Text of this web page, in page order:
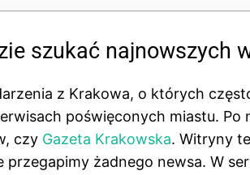
szukać najnowszych
z Krakowa, o których
poświęconych miastu.
czy Gazeta Krakowska. Witryny
przegapimy żadnego newsa. W